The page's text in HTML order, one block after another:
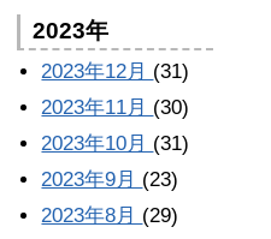
2023年
2023年12月 (31)
2023年11月 (30)
2023年10月 (31)
2023年9月 (23)
2023年8月 (29)